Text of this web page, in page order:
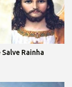
Rainha